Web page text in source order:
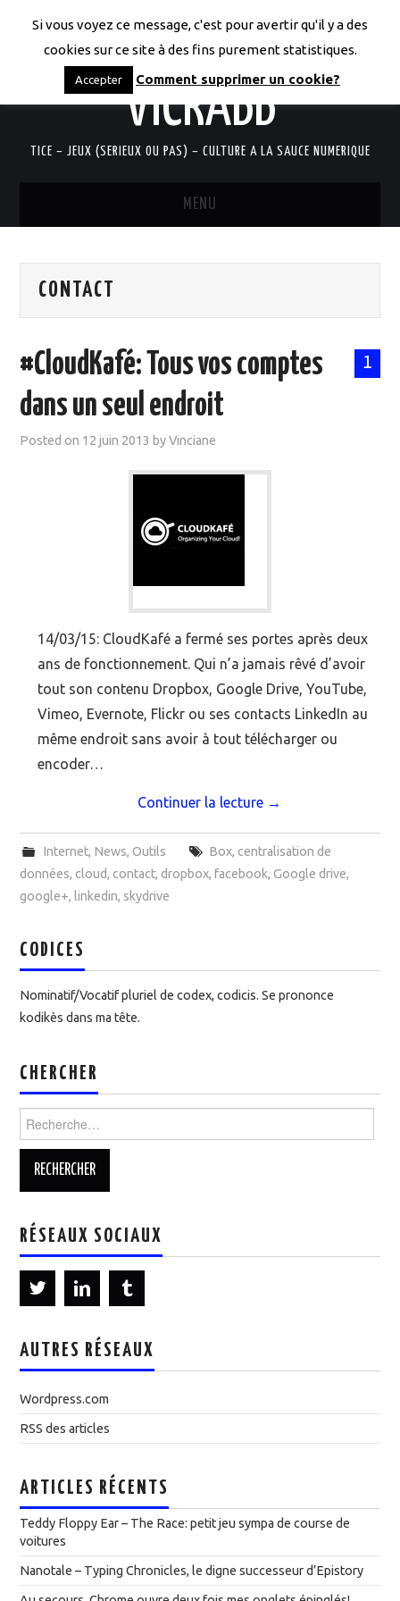
LES CODICES DE
VICRABB
TICE – JEUX (SERIEUX OU PAS) – CULTURE A LA SAUCE NUMERIQUE
MENU
QUI SUIS-JE?
MOOC SUIVIS
CONTACT
1
#CloudKafé: Tous vos comptes
dans un seul endroit
Posted on 12 juin 2013 byVinciane
14/03/15: CloudKafé a fermé ses portes après deux
ans de fonctionnement. Qui n’a jamais rêvé d’avoir
tout son contenu Dropbox, Google Drive, YouTube,
Vimeo, Evernote, Flickr ou ses contacts LinkedIn au
même endroit sans avoir à tout télécharger ou
encoder…
Continuer la lecture →
Internet, News, Outils Box, centralisation de
données, cloud, contact, dropbox,facebook,Google drive,
google+, linkedin, skydrive
CODICES
Nominatif/Vocatif pluriel de codex, codicis. Se prononce
kodikès dans ma tête.
CHERCHER
Rechercher :
RÉSEAUX SOCIAUX
AUTRES RÉSEAUX
Wordpress.com
RSS des articles
ARTICLES RÉCENTS
Teddy Floppy Ear – The Race: petit jeu sympa de course de
voitures
Nanotale – Typing Chronicles, le digne successeur d’Epistory
Si vous voyez ce message, c'est pour avertir qu'il y a des
cookies sur ce site à des fins purement statistiques.
Accepter Comment supprimer un cookie?